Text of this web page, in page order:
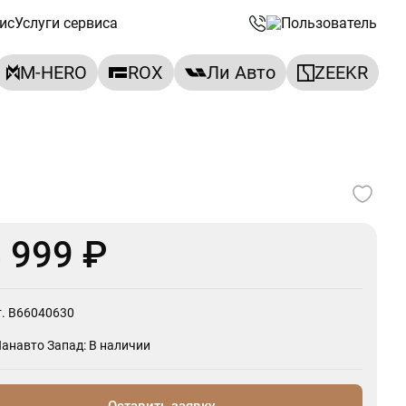
Услуги сервиса
M-HERO ROX Ли Авто ZEEKR
999 ₽
B66040630
Запад: В наличии